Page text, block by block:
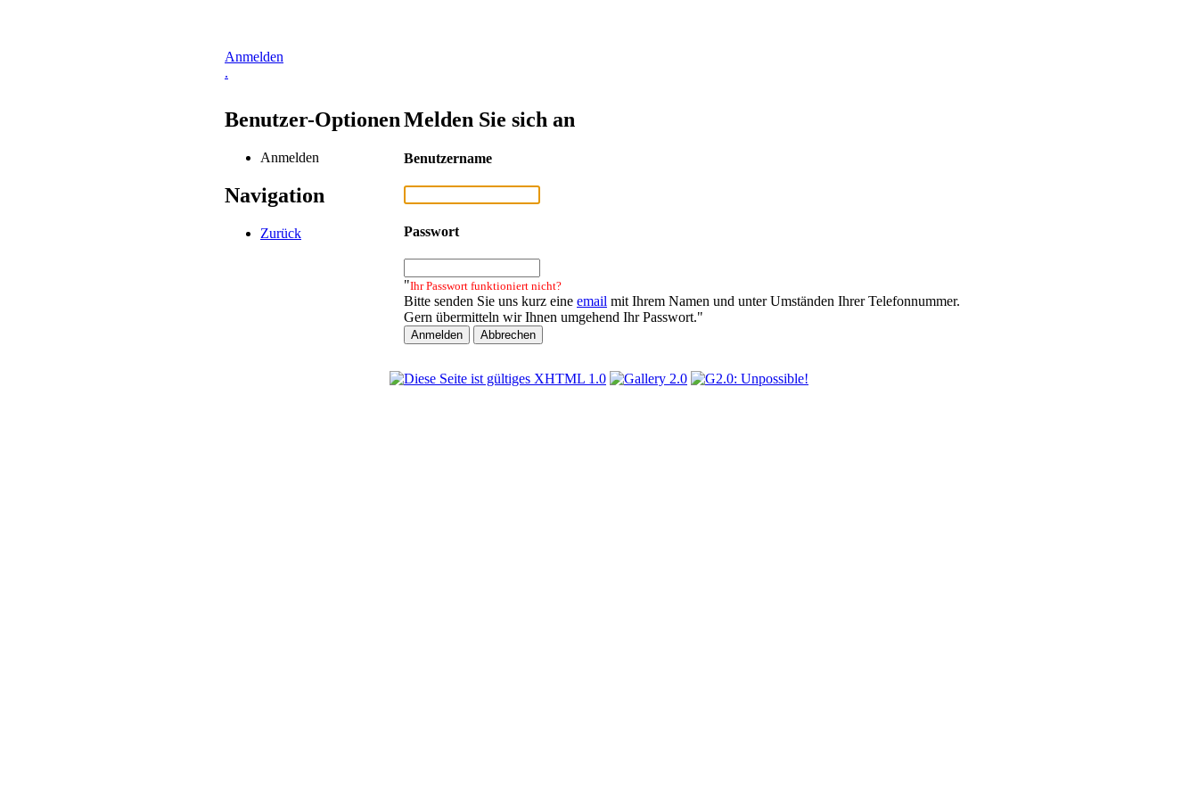
Anmelden
.
Benutzer-Optionen
Anmelden
Navigation
Zurück
Melden Sie sich an
Benutzername
Passwort
"Ihr Passwort funktioniert nicht?
Bitte senden Sie uns kurz eine email mit Ihrem Namen und unter Umständen Ihrer Telefonnummer.
Gern übermitteln wir Ihnen umgehend Ihr Passwort."